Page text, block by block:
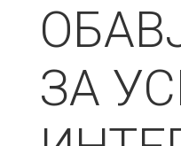
ЗА